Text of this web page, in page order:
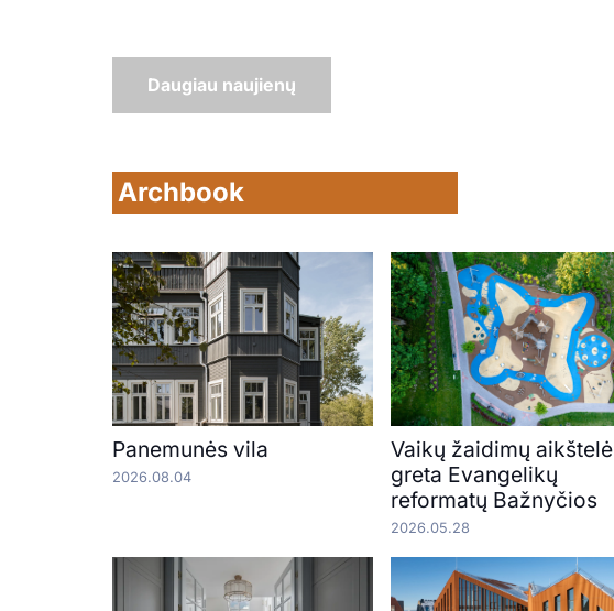
Daugiau naujienų
Archbook
Panemunės vila
2026.08.04
Vaikų žaidimų aikštelė
greta Evangelikų
reformatų Bažnyčios
2026.05.28